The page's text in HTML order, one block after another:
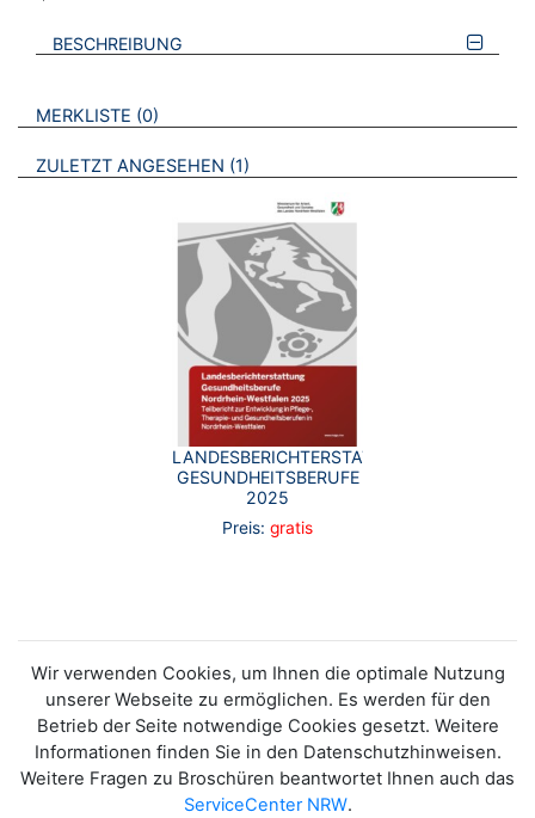
BESCHREIBUNG
VERWEISE AUF VERMERKTE- ODER ZULETZT ANGESEHENE
MERKLISTE 0 BROSCHÜREN
ZULETZT ANGESEHEN 1 BROSCHÜREN
LANDESBERICHTERSTATTUNG
GESUNDHEITSBERUFE
2025
Preis: gratis
Wir verwenden Cookies, um Ihnen die optimale Nutzung
unserer Webseite zu ermöglichen. Es werden für den
Betrieb der Seite notwendige Cookies gesetzt. Weitere
Informationen finden Sie in den Datenschutzhinweisen.
Weitere Fragen zu Broschüren beantwortet Ihnen auch das
ServiceCenter NRW.